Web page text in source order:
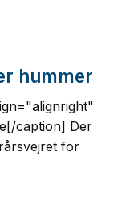
hummer
caption] Der
for